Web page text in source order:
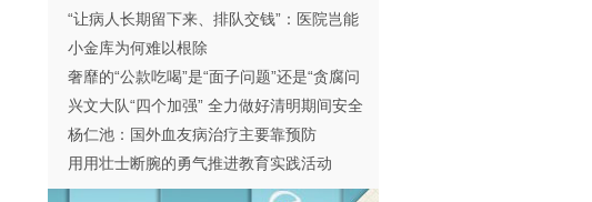
“让病人长期留下来、排队交钱”：医院岂能
如此营销？
小金库为何难以根除
奢靡的“公款吃喝”是“面子问题”还是“贪腐问
题”？
兴文大队“四个加强” 全力做好清明期间安全
保畅工作
杨仁池：国外血友病治疗主要靠预防
用用壮士断腕的勇气推进教育实践活动